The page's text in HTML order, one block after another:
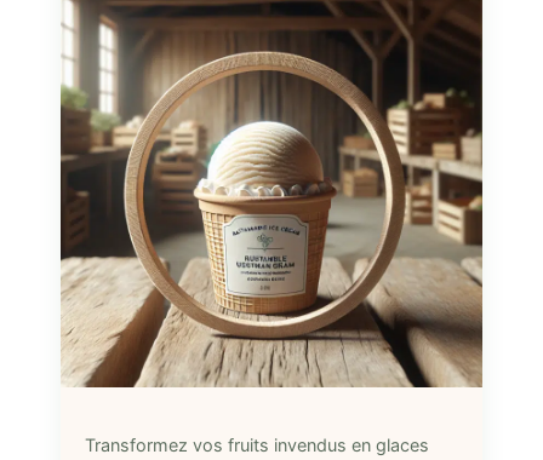
Transformez vos fruits invendus en glaces